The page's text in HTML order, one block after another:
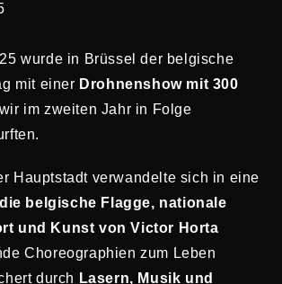
wurde in Brüssel der belgische
mit einer Drohnenshow mit 300
im zweiten Jahr in Folge
Hauptstadt verwandelte sich in eine
die belgische Flagge, nationale
und Kunst von Victor Horta
Choreographien zum Leben
durch Lasern, Musik und